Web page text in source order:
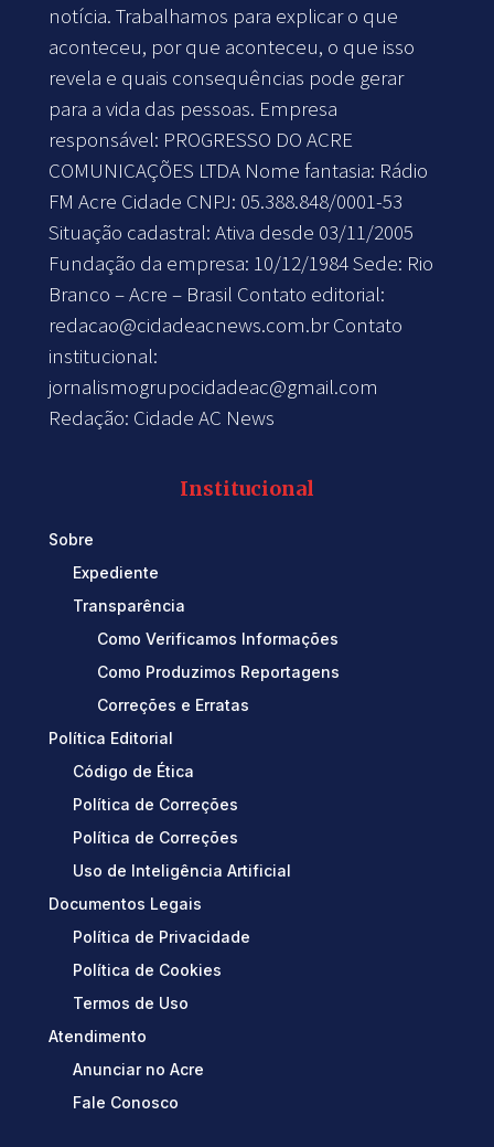
notícia. Trabalhamos para explicar o que
aconteceu, por que aconteceu, o que isso
revela e quais consequências pode gerar
para a vida das pessoas. Empresa
responsável: PROGRESSO DO ACRE
COMUNICAÇÕES LTDA Nome fantasia: Rádio
FM Acre Cidade CNPJ: 05.388.848/0001-53
Situação cadastral: Ativa desde 03/11/2005
Fundação da empresa: 10/12/1984 Sede: Rio
Branco – Acre – Brasil Contato editorial:
redacao@cidadeacnews.com.brContato
institucional:
jornalismogrupocidadeac@gmail.com
Redação: Cidade AC News
Institucional
Sobre
Expediente
Transparência
Como Verificamos Informações
Como Produzimos Reportagens
Correções e Erratas
Política Editorial
Código de Ética
Política de Correções
Política de Correções
Uso de Inteligência Artificial
Documentos Legais
Política de Privacidade
Política de Cookies
Termos de Uso
Atendimento
Anunciar no Acre
Fale Conosco